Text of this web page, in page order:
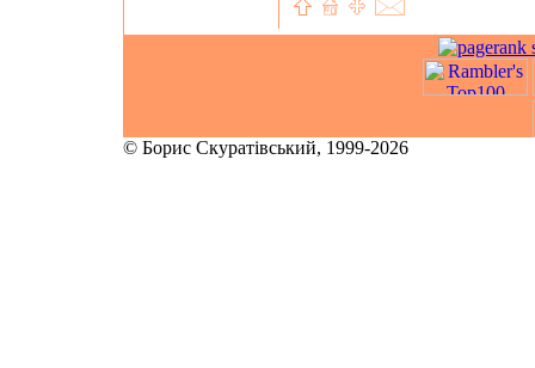
© Борис Скуратівський, 1999-2026